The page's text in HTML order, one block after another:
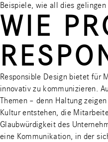
Beispiele, wie all dies
WIE
Responsible Design bietet für
innovativ zu kommunizieren.
Themen – denn Haltung
Kultur entstehen, die
Glaubwürdigkeit des
eine Kommunikation, in der